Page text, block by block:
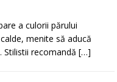
a culorii părului
menite să aducă
recomandă […]